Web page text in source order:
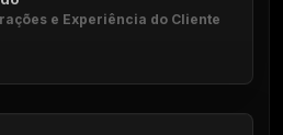
e Experiência do Cliente
08 DE JULHO DE 2026